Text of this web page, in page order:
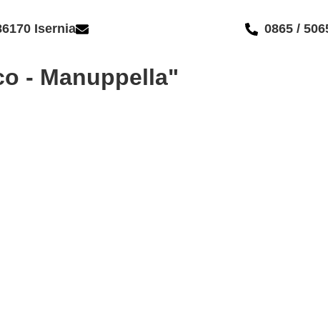
Isernia 0865 /
- Manuppella"